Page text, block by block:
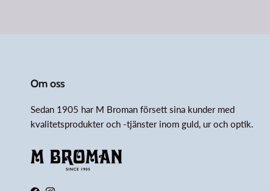
Om oss
Sedan 1905 har M Broman försett sina kunder med
kvalitetsprodukter och -tjänster inom guld, ur och optik.